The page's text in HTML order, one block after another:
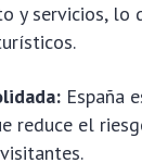
y servicios,
España
reduce el